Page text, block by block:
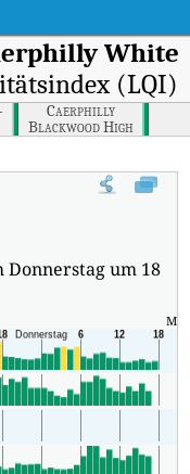
White
(LQI)
Caerphilly
Blackwood High
Street
White Street Echtzeit-
um 18